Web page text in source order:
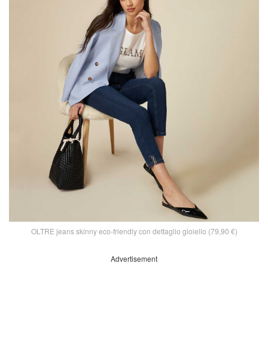
OLTRE jeans skinny eco-friendly con dettaglio gioiello (79,90 €)
Advertisement